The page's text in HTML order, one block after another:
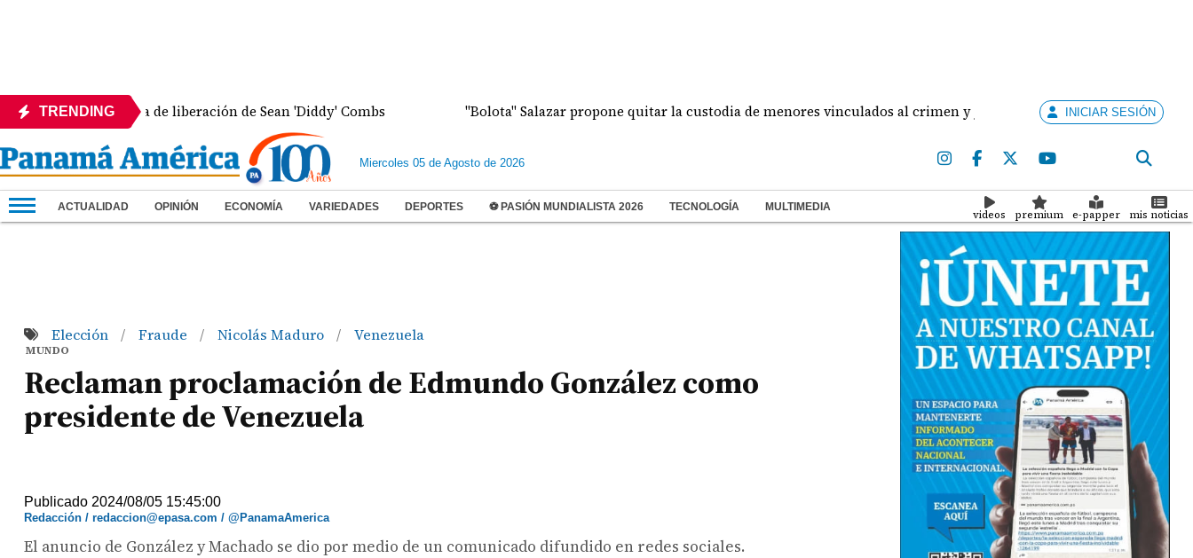
TRENDING
la fecha de liberación de Sean 'Diddy' Combs "Bolota" Salazar propone quitar la custodia de menores vinculados al crimen y juzgarlos como adultosINICIAR SESIÓN
Miercoles 05 de Agosto de 2026
ACTUALIDAD OPINIÓN ECONOMÍA VARIEDADES DEPORTES ⚽ PASIÓN MUNDIALISTA 2026 TECNOLOGÍA MULTIMEDIA
videos premium e-papper mis noticias
Elección / Fraude / Nicolás Maduro / Venezuela
MUNDO
Reclaman proclamación de Edmundo González como
presidente de Venezuela
Publicado 2024/08/05 15:45:00
Redacción / redaccion@epasa.com / @PanamaAmerica
El anuncio de González y Machado se dio por medio de un comunicado difundido en redes sociales.